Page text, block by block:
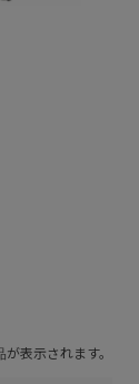
表示されます。